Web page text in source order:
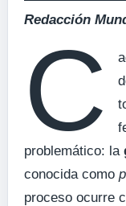
Redacción
C
problemático: la
conocida como
proceso ocurre